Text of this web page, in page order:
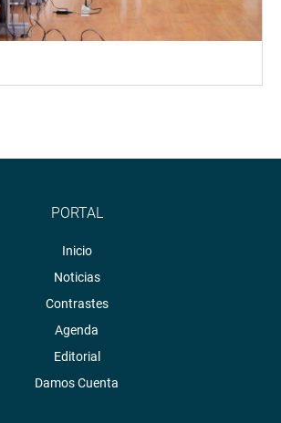
PORTAL
Inicio
Noticias
Contrastes
Agenda
Editorial
Damos Cuenta